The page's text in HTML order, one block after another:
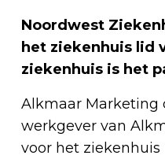
Noordwest
het ziekenhuis lid
ziekenhuis is het
Alkmaar Marketing
werkgever van
voor het